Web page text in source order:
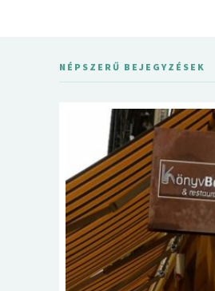
NÉPSZERŰ BEJEGYZÉSEK